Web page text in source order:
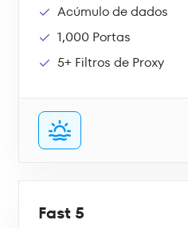
Acúmulo de dados
1,000 Portas
5+ Filtros de Proxy
Fast 5